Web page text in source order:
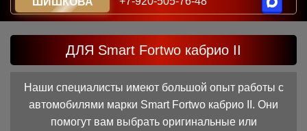
ДЛЯ Smart Fortwo кабрио II
Наши специалисты имеют большой опыт работы с
автомобилями марки Smart Fortwo кабрио II. Они
помогут вам выбрать оригинальные или